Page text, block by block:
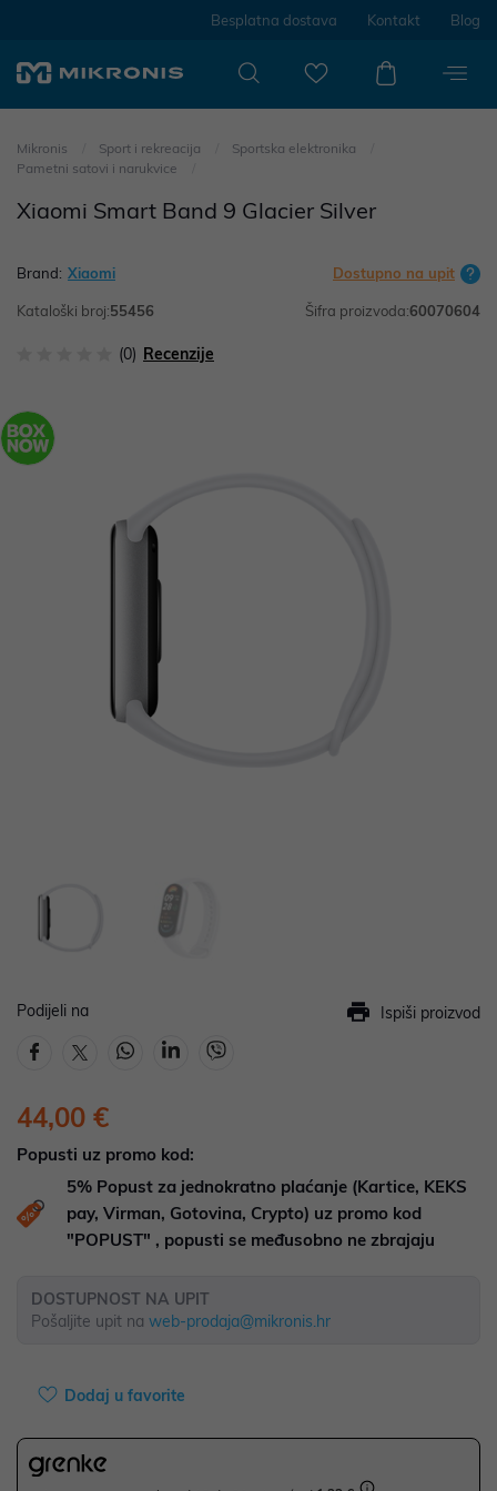
Besplatna dostava Kontakt Blog
Mikronis Sport i rekreacija
Sportska elektronika
Pametni satovi i narukvice
Xiaomi Smart Band 9 Glacier Silver
Brand: Xiaomi Dostupno na upit
Kataloški broj:55456 Šifra proizvoda:60070604
(0) Recenzije
Podijeli na Ispiši proizvod
44,00 €
Popusti uz promo kod:
5% Popust za jednokratno plaćanje (Kartice, KEKS
pay, Virman, Gotovina, Crypto) uz promo kod
"POPUST" , popusti se međusobno ne zbrajaju
DOSTUPNOST NA UPIT
Pošaljite upit na web-prodaja@mikronis.hr
Dodaj u favorite